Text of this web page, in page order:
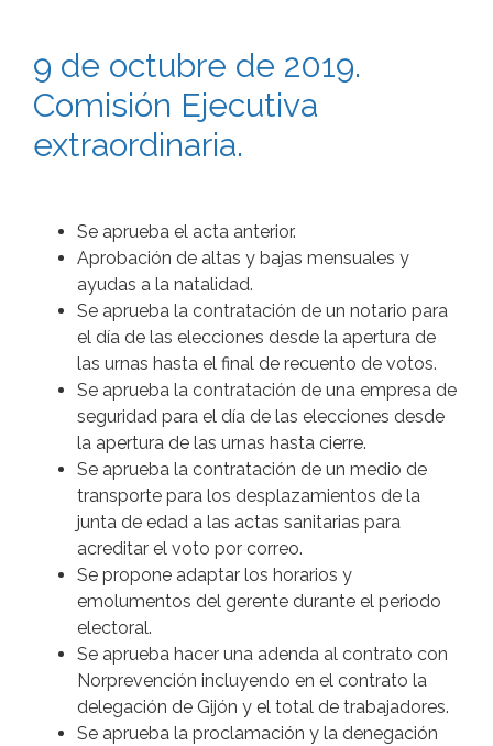
9 de octubre de 2019.
Comisión Ejecutiva
extraordinaria.
Se aprueba el acta anterior.
Aprobación de altas y bajas mensuales y
ayudas a la natalidad.
Se aprueba la contratación de un notario para
el día de las elecciones desde la apertura de
las urnas hasta el final de recuento de votos.
Se aprueba la contratación de una empresa de
seguridad para el día de las elecciones desde
la apertura de las urnas hasta cierre.
Se aprueba la contratación de un medio de
transporte para los desplazamientos de la
junta de edad a las actas sanitarias para
acreditar el voto por correo.
Se propone adaptar los horarios y
emolumentos del gerente durante el periodo
electoral.
Se aprueba hacer una adenda al contrato con
Norprevención incluyendo en el contrato la
delegación de Gijón y el total de trabajadores.
Se aprueba la proclamación y la denegación